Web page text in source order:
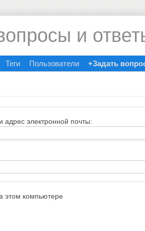
и
Теги Пользователи +Задать
адрес электронной почты:
этом компьютере